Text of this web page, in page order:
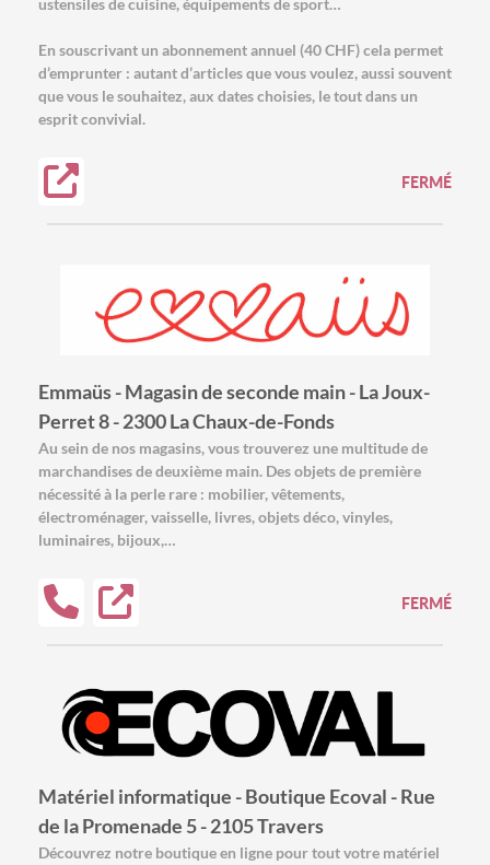
En souscrivant un abonnement annuel (40 CHF) cela permet
d’emprunter : autant d’articles que vous voulez, aussi souvent
que vous le souhaitez, aux dates choisies, le tout dans un
esprit convivial.
FERMÉ
Emmaüs - Magasin de seconde main - La Joux-
Perret 8 - 2300 La Chaux-de-Fonds
Au sein de nos magasins, vous trouverez une multitude de
marchandises de deuxième main. Des objets de première
nécessité à la perle rare : mobilier, vêtements,
électroménager, vaisselle, livres, objets déco, vinyles,
luminaires, bijoux,…
FERMÉ
Matériel informatique - Boutique Ecoval - Rue
de la Promenade 5 - 2105 Travers
Découvrez notre boutique en ligne pour tout votre matériel